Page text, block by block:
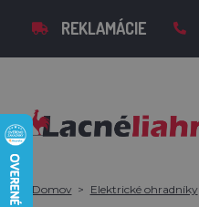
REKLAMÁCIE
Domov Elektrické ohradníky